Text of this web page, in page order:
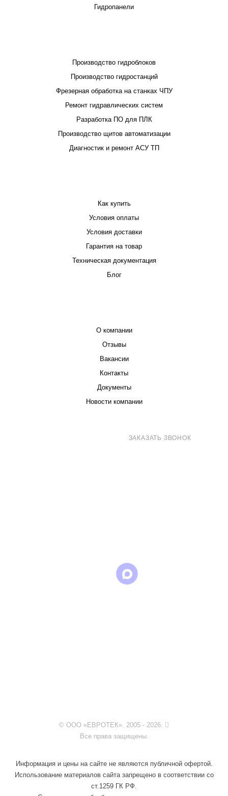
Гидропанели
Производство гидроблоков
Производство гидростанций
Фрезерная обработка на станках ЧПУ
Ремонт гидравлических систем
Разработка ПО для ПЛК
Производство щитов автоматизации
Диагностик и ремонт АСУ ТП
Как купить
Условия оплаты
Условия доставки
Гарантия на товар
Техническая документация
Блог
О компании
Отзывы
Вакансии
Контакты
Документы
Новости компании
ЗАКАЗАТЬ ЗВОНОК
© ООО «ЕВРОТЕК». 2005 - 2026.
Все права защищены.
Информация и цены на сайте не являются публичной офертой.
Использование материалов сайта запрещено в соответствии со
ст.1259 ГК РФ.